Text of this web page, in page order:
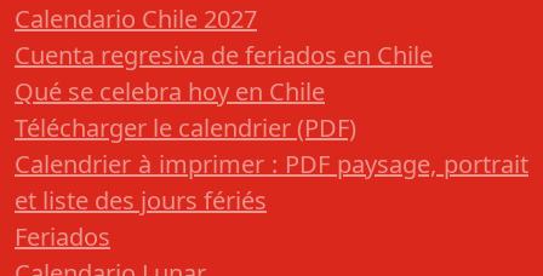
Calendario Chile 2027
Cuenta regresiva de feriados en Chile
Qué se celebra hoy en Chile
Télécharger le calendrier (PDF)
Calendrier à imprimer : PDF paysage, portrait
et liste des jours fériés
Feriados